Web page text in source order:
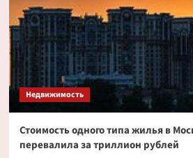
Недвижимость
Стоимость одного типа жилья в
перевалила за триллион рублей